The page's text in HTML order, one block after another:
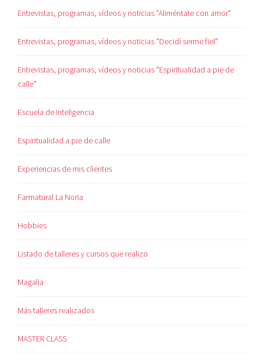
Entrevistas, programas, vídeos y noticias "Aliméntate con amor"
Entrevistas, programas, vídeos y noticias "Decidí serme fiel"
Entrevistas, programas, vídeos y noticias "Espiritualidad a pie de
calle"
Escuela de Inteligencia
Espiritualidad a pie de calle
Experiencias de mis clientes
Farmatural La Noria
Hobbies
Listado de talleres y cursos que realizo
Magalia
Más talleres realizados
MASTER CLASS